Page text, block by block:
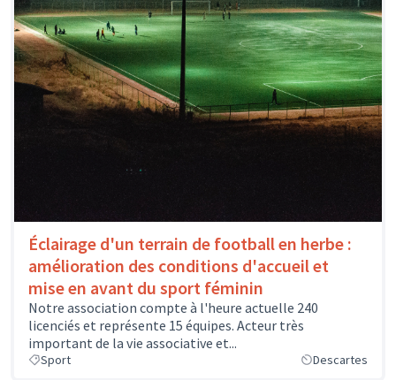
Éclairage d'un terrain de football en herbe :
amélioration des conditions d'accueil et
mise en avant du sport féminin
Notre association compte à l'heure actuelle 240
licenciés et représente 15 équipes. Acteur très
important de la vie associative et...
Sport Descartes